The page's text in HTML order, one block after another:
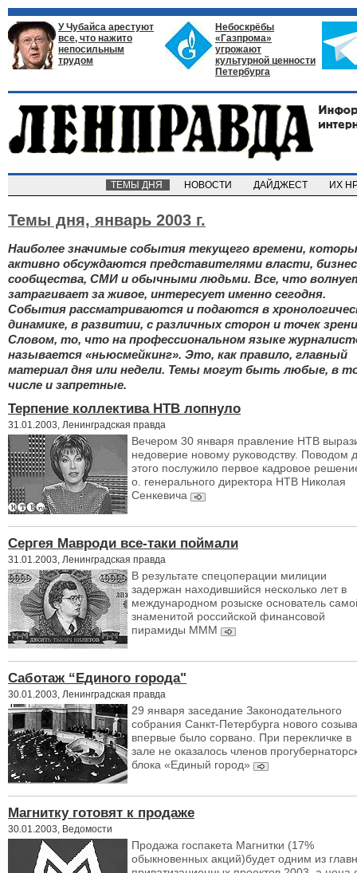
У Чубайса арестуют
все, что нажито
непосильным
трудом
Небоскрёбы
«Газпрома»
угрожают
культурной ценности
Петербурга
ТЕМЫ ДНЯ НОВОСТИ ДАЙДЖЕСТ ИХ
Темы дня, январь 2003 г.
Наиболее значимые события текущего времени,
активно обсуждаются представителями власти,
сообщества, СМИ и обычными людьми. Все, что
затрагивает за живое, интересует именно сегодня.
События рассматриваются и подаются в
динамике, в развитии, с различных сторон и точек
Словом, то, что на профессиональном языке
называется «ньюсмейкинг». Это, как правило, главный
материал дня или недели. Темы могут быть любые, в
числе и запретные.
Терпение коллектива НТВ лопнуло
31.01.2003, Ленинградская правда
Вечером 30 января правление НТВ
недоверие новому руководству. Поводом
этого послужило первое кадровое
о. генерального директора НТВ Николая
Сенкевича
Сергея Мавроди все-таки поймали
31.01.2003, Ленинградская правда
В результате спецоперации милиции
задержан находившийся несколько лет в
международном розыске основатель
знаменитой российской финансовой
пирамиды МММ
Саботаж “Единого города"
30.01.2003, Ленинградская правда
29 января заседание Законодательного
собрания Санкт-Петербурга нового созыва
впервые было сорвано. При перекличке в
зале не оказалось членов
блока «Единый город»
Магнитку готовят к продаже
30.01.2003, Ведомости
Продажа госпакета Магнитки (17%
обыкновенных акций)будет одним из